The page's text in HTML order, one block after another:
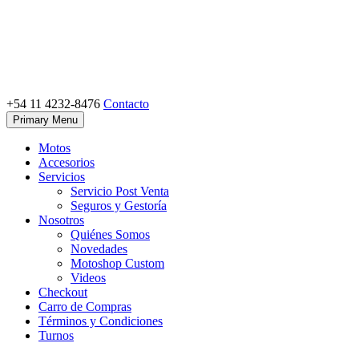
Motoshop Ezeiza
Motos y Accesorios
+54 11 4232-8476 Contacto
Primary Menu
Motos
Accesorios
Servicios
Servicio Post Venta
Seguros y Gestoría
Nosotros
Quiénes Somos
Novedades
Motoshop Custom
Videos
Checkout
Carro de Compras
Términos y Condiciones
Turnos